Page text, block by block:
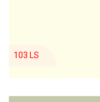
103 LS